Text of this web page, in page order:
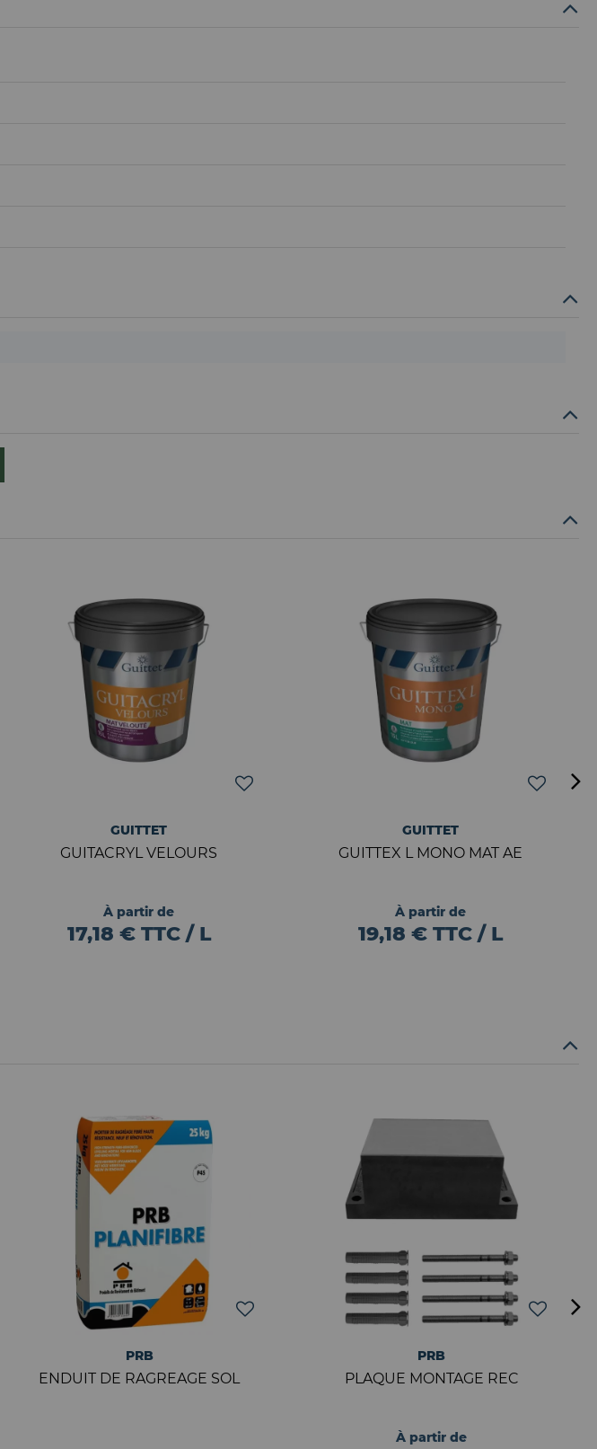
GUITTET
GUITACRYL VELOURS
À partir de
17,18 € TTC / L
GUITTET
GUITTEX L MONO MAT AE
À partir de
19,18 € TTC / L
PRB
ENDUIT DE RAGREAGE SOL
PRB
PLAQUE MONTAGE REC
À partir de